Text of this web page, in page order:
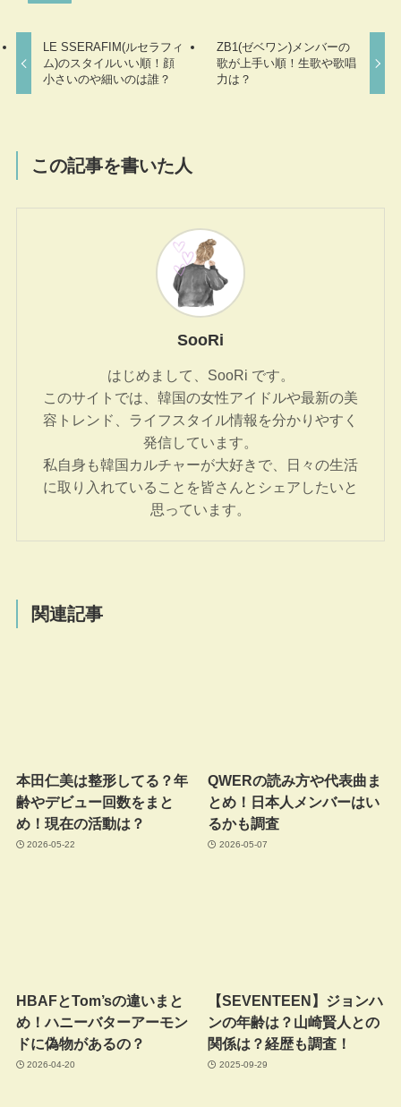
LE SSERAFIM(ルセラフィ
ム)のスタイルいい順！顔
小さいのや細いのは誰？
ZB1(ゼベワン)メンバーの
歌が上手い順！生歌や歌唱
力は？
この記事を書いた人
SooRi
はじめまして、SooRi です。
このサイトでは、韓国の女性アイドルや最新の美
容トレンド、ライフスタイル情報を分かりやすく
発信しています。
私自身も韓国カルチャーが大好きで、日々の生活
に取り入れていることを皆さんとシェアしたいと
思っています。
関連記事
本田仁美は整形してる？年
齢やデビュー回数をまと
め！現在の活動は？
2026-05-22
QWERの読み方や代表曲ま
とめ！日本人メンバーはい
るかも調査
2026-05-07
HBAFとTom’sの違いまと
め！ハニーバターアーモン
ドに偽物があるの？
2026-04-20
【SEVENTEEN】ジョンハ
ンの年齢は？山崎賢人との
関係は？経歴も調査！
2025-09-29